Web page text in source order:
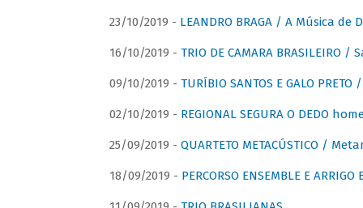
23/10/2019 - LEANDRO BRAGA / A Música de
16/10/2019 - TRIO DE CAMARA BRASILEIRO
09/10/2019 - TURÍBIO SANTOS E GALO
02/10/2019 - REGIONAL SEGURA O DEDO
25/09/2019 - QUARTETO METACÚSTICO /
18/09/2019 - PERCORSO ENSEMBLE E